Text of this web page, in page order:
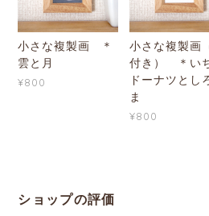
小さな複製画 ＊
雲と月
¥800
小さな複製画
付き） ＊い
ドーナツとし
ま
¥800
ショップの評価